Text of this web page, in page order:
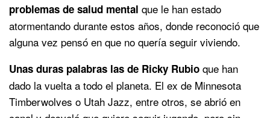
problemas de salud mental que le han estado
atormentando durante estos años, donde reconoció que
alguna vez pensó en que no quería seguir viviendo.
Unas duras palabras las de Ricky Rubio que han
dado la vuelta a todo el planeta. El ex de Minnesota
Timberwolves o Utah Jazz, entre otros, se abrió en